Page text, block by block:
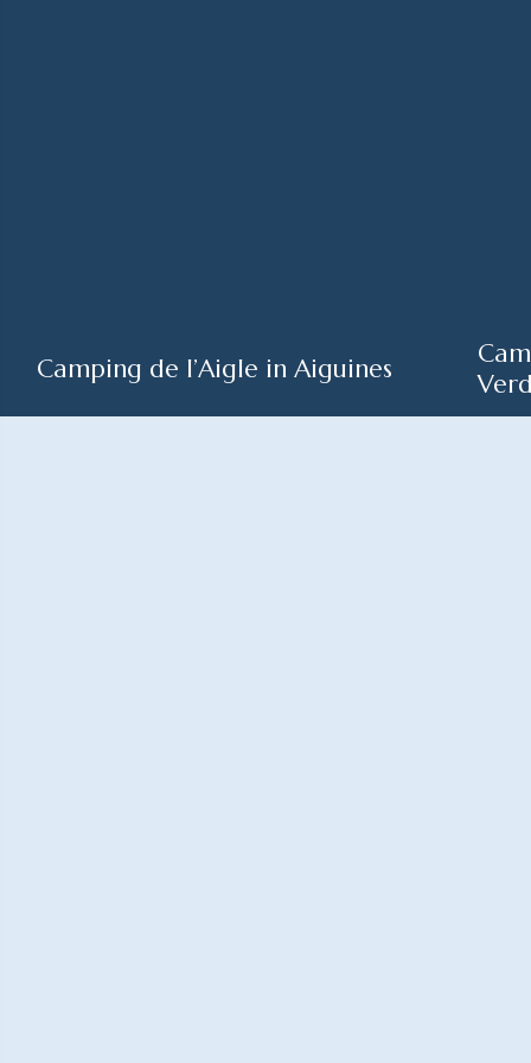
Camping de l’Aigle in Aiguines